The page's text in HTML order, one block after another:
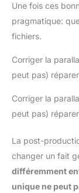
Une fois ces
pragmatique:
fichiers.
Corriger la
peut pas) réparer
Corriger la
peut pas) réparer
La post-
changer un fait
différemment
unique ne peut